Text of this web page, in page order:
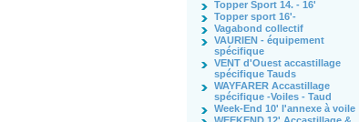
Topper Sport 14. - 16'
Topper sport 16'-
Vagabond collectif
VAURIEN - équipement
spécifique
VENT d'Ouest accastillage
spécifique Tauds
WAYFARER Accastillage
spécifique -Voiles - Taud
Week-End 10' l'annexe à voile